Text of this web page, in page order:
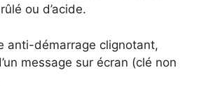
ou d’acide.
anti-démarrage clignotant,
message sur écran (clé non